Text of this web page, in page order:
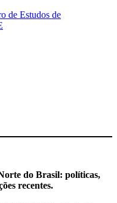
de Estudos de
do Brasil: políticas,
recentes.